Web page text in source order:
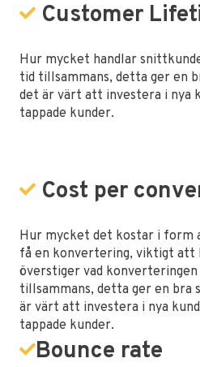
Customer
Hur mycket handlar
tid tillsammans, detta ger en
det är värt att investera i nya
tappade kunder.
Cost per
Hur mycket det kostar i form
få en konvertering, viktigt att
överstiger vad
tillsammans, detta ger en bra
är värt att investera i nya
tappade kunder.
Bounce rate